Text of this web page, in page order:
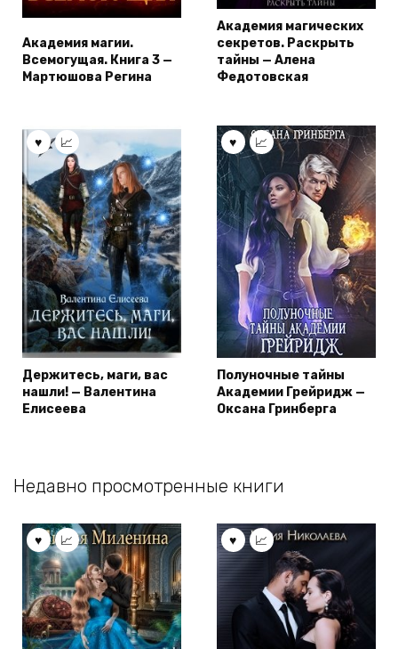
Академия магии.
Всемогущая. Книга 3 —
Мартюшова Регина
Академия магических
секретов. Раскрыть
тайны — Алена
Федотовская
Держитесь, маги, вас
нашли! — Валентина
Елисеева
Полуночные тайны
Академии Грейридж —
Оксана Гринберга
Недавно просмотренные книги